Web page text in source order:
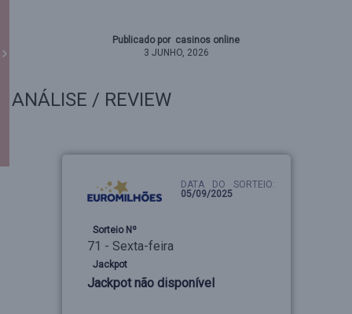
Publicado por casinos online
3 JUNHO, 2026
ANÁLISE / REVIEW
DATA DO SORTEIO:
05/09/2025
Sorteio Nº
71 - Sexta-feira
Jackpot
Jackpot não disponível